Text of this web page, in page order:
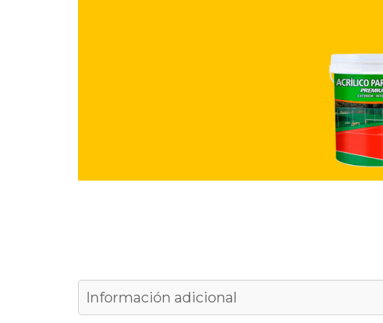
Información adicional
18,00 kg